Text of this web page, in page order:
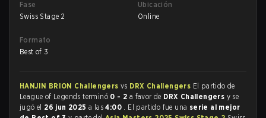
Fase
Swiss Stage 2
Ubicación
Online
Formato
Best of 3
HANJIN BRION Challengers vs DRX Challengers El partido de
League of Legends terminó 0 - 2 a favor de DRX Challengers y se
jugó el 26 jun 2025a las4:00 . El partido fue una serie al mejor